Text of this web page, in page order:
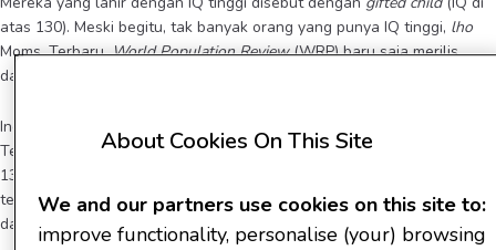
atas 130). Meski begitu, tak banyak orang yang punya IQ tinggi, lho
Moms. Terbaru,World Population Review(WRP) baru saja merilis
daftar pemeringkatan negara dengan skor
Indonesia berada peringkat 10 dari 11 negara yang di wilayah Asia
Tenggara. Rata-rata IQ penduduk Indonesia adalah 78, 49 (peringkat
130 dari 199 negara). WRP mengambil skor ini melalui tes IQ yang
telah distandarisasi dan mencakup penilaian matematika, membaca,
dan sain nasional.
About Cookies On This Site
We and our partners use cookies on this site to:
improve functionality, personalise (your) browsing